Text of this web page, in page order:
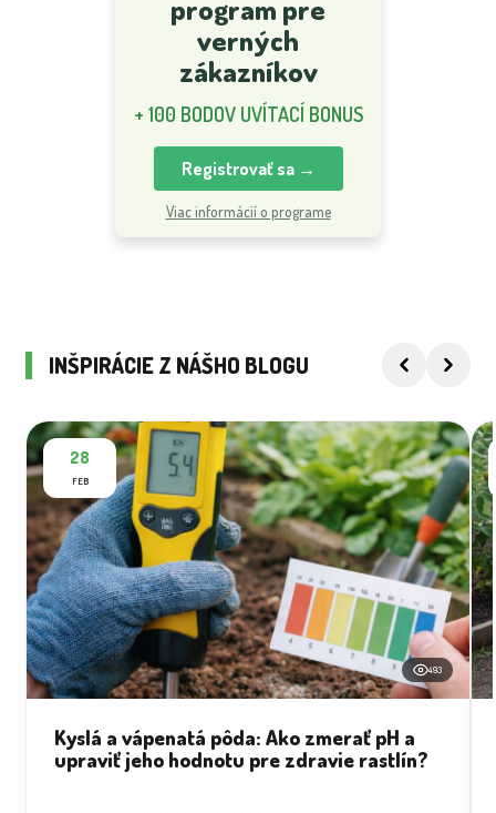
program pre
verných
zákazníkov
+ 100 BODOV UVÍTACÍ BONUS
Registrovať sa →
Viac informácií o programe
INŠPIRÁCIE Z NÁŠHO BLOGU
28
FEB
493
Kyslá a vápenatá pôda: Ako zmerať pH a
upraviť jeho hodnotu pre zdravie rastlín?